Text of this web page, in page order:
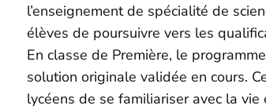
l’enseignement de spécialité de
élèves de poursuivre vers les
En classe de Première, le
solution originale validée en cours.
lycéens de se familiariser avec la